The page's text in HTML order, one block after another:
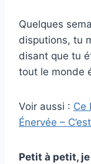
Quelques
disputions, tu
disant que tu
tout le monde
Voir aussi : Ce
Énervée –
Petit à petit,